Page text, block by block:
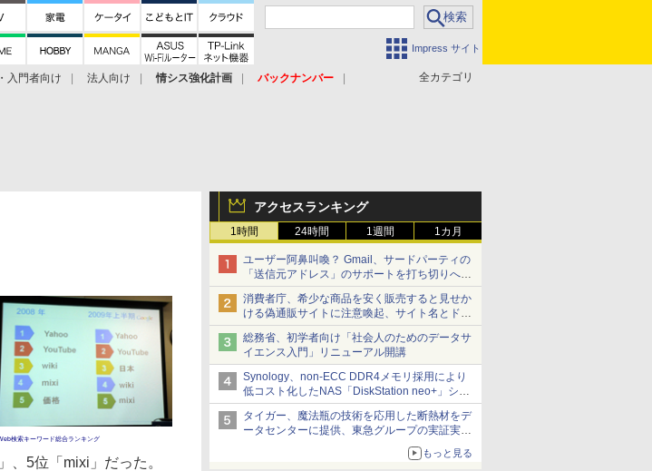
Impress サイト
全カテゴリ
入門者向け 法人向け 情シス強化計画
バックナンバー
アクセスランキング
1時間 24時間 1週間 1カ月
ユーザー阿鼻叫喚？ Gmail、サードパーティの
「送信元アドレス」のサポートを打ち切りへ
【やじうまWatch】
消費者庁、希少な商品を安く販売すると見せか
ける偽通販サイトに注意喚起、サイト名とドメ
イン名を公表
総務省、初学者向け「社会人のためのデータサ
イエンス入門」リニューアル開講
Synology、non-ECC DDR4メモリ採用により
低コスト化したNAS「DiskStation neo+」シリ
ーズ 予算を抑えて導入でき、ECCメモリへの
アップグレードも可能
タイガー、魔法瓶の技術を応用した断熱材をデ
ータセンターに提供、東急グループの実証実験
で 「ステンレス密封真空断熱パネル TIVIP」
もっと見る
検索キーワード総合ランキング
、5位「mixi」だった。